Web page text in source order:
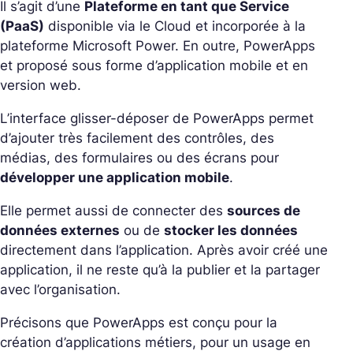
Il s’agit d’une Plateforme en tant que Service
(PaaS) disponible via le Cloud et incorporée à la
plateforme Microsoft Power. En outre, PowerApps
et proposé sous forme d’application mobile et en
version web.
L’interface glisser-déposer de PowerApps permet
d’ajouter très facilement des contrôles, des
médias, des formulaires ou des écrans pour
développer une application mobile.
Elle permet aussi de connecter des sources de
données externes ou de stocker les données
directement dans l’application. Après avoir créé une
application, il ne reste qu’à la publier et la partager
avec l’organisation.
Précisons que PowerApps est conçu pour la
création d’applications métiers, pour un usage en